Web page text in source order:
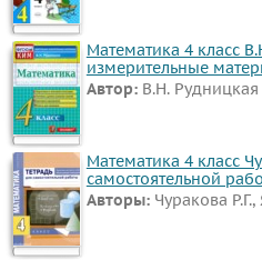
Математика 4 класс
измерительные
Автор: В.Н. Рудницкая
Математика 4 класс
самостоятельной
Авторы: Чуракова